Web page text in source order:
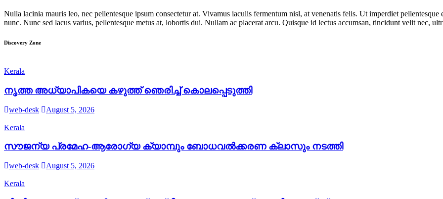
Nulla lacinia mauris leo, nec pellentesque ipsum consectetur at. Vivamus iaculis fermentum nisl, at venenatis felis. Ut imperdiet
nunc. Nunc sed lacus varius, pellentesque metus at, lobortis dui. Nullam ac placerat arcu. Quisque id lectus accumsan, tincidunt velit nec,
Discovery Zone
Kerala
നൃത്ത അധ്യാപികയെ കഴുത്ത് ഞെരിച്ച് കൊലപ്പെടുത്തി
web-desk August 5, 2026
Kerala
സൗജന്യ പ്രമേഹ-ആരോഗ്യ ക്യാമ്പും ബോധവൽക്കരണ ക്ലാസും നടത്തി
web-desk August 5, 2026
Kerala